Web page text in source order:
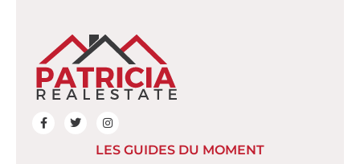
LES GUIDES DU MOMENT